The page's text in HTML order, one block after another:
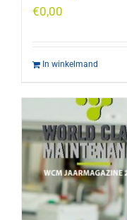
€0,00
In winkelmand